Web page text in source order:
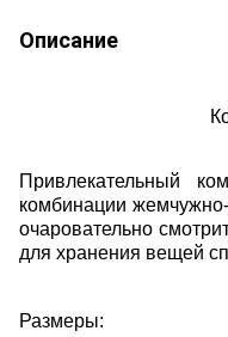
Описание
Привлекательный
комбинации
очаровательно
для хранения вещей
Размеры: